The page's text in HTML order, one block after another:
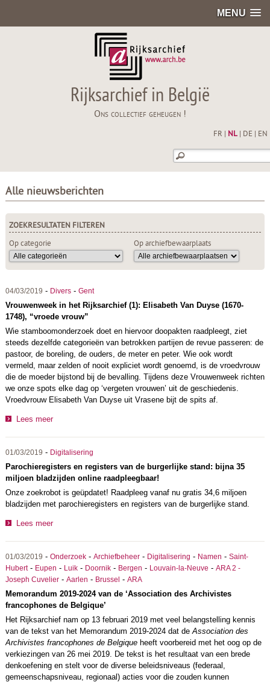
MENU
Rijksarchief in België
Ons collectief geheugen !
FR NL| DE EN
Alle nieuwsberichten
ZOEKRESULTATEN FILTEREN
Op categorie
Op archiefbewaarplaats
04/03/2019 - Divers- Gent
Vrouwenweek in het Rijksarchief (1): Elisabeth Van Duyse (1670-
1748), “vroede vrouw”
Wie stamboomonderzoek doet en hiervoor doopakten raadpleegt, ziet
steeds dezelfde categorieën van betrokken partijen de revue passeren: de
pastoor, de boreling, de ouders, de meter en peter. Wie ook wordt
vermeld, maar zelden of nooit expliciet wordt genoemd, is de vroedvrouw
die de moeder bijstond bij de bevalling. Tijdens deze Vrouwenweek richten
we onze spots elke dag op ‘vergeten vrouwen’ uit de geschiedenis.
Vroedvrouw Elisabeth Van Duyse uit Vrasene bijt de spits af.
Lees meer
01/03/2019 - Digitalisering
Parochieregisters en registers van de burgerlijke stand: bijna 35
miljoen bladzijden online raadpleegbaar!
Onze zoekrobot is geüpdatet! Raadpleeg vanaf nu gratis 34,6 miljoen
bladzijden met parochieregisters en registers van de burgerlijke stand.
Lees meer
01/03/2019 - Onderzoek- Archiefbeheer- Digitalisering - Namen - Saint-
Hubert- Eupen - Luik- Doornik- Bergen - Louvain-la-Neuve - ARA 2 -
Joseph Cuvelier- Aarlen - Brussel - ARA
Memorandum 2019-2024 van de ‘Association des Archivistes
francophones de Belgique’
Het Rijksarchief nam op 13 februari 2019 met veel belangstelling kennis
van de tekst van het Memorandum 2019-2024 dat de Association des
Archivistes francophones de Belgiqueheeft voorbereid met het oog op de
verkiezingen van 26 mei 2019. De tekst is het resultaat van een brede
denkoefening en stelt voor de diverse beleidsniveaus (federaal,
gemeenschapsniveau, regionaal) acties voor die zouden kunnen